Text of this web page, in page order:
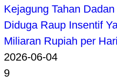
Kejagung Tahan
Diduga Raup Insentif
Miliaran Rupiah per Hari
2026-06-04
9